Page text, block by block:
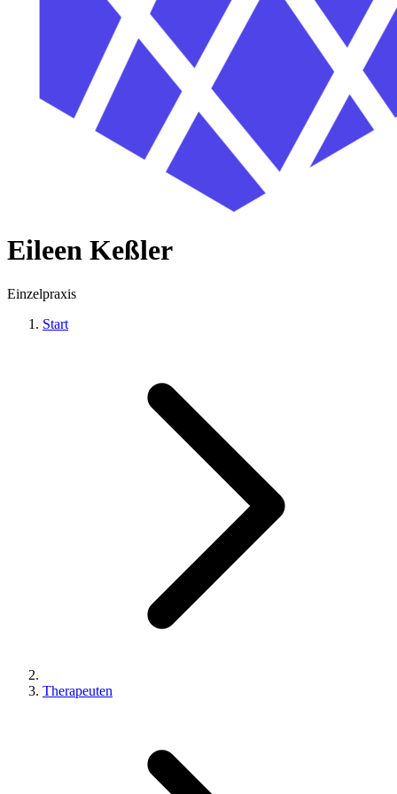
Eileen Keßler
Einzelpraxis
Start
Therapeuten